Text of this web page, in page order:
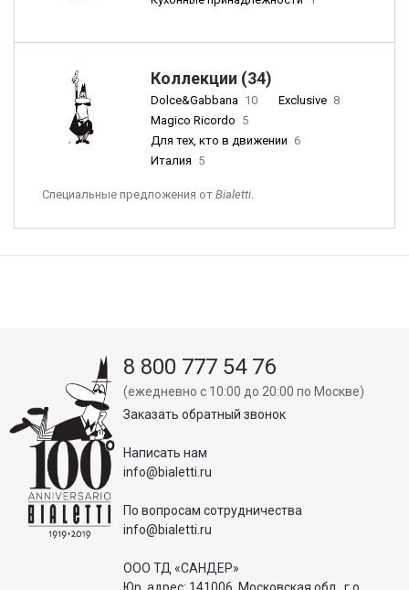
Коллекции (34)
Dolce&Gabbana 10 Exclusive 8
Magico Ricordo 5
Для тех, кто в движении 6
Италия 5
Специальные предложения от Bialetti.
8 800 777 54 76
(ежедневно с 10:00 до 20:00 по Москве)
Заказать обратный звонок
Написать нам
info@bialetti.ru
По вопросам сотрудничества
info@bialetti.ru
ООО ТД «САНДЕР»